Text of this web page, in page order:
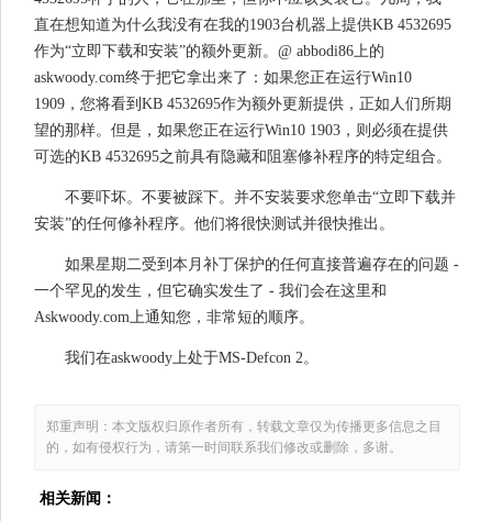
直在想知道为什么我没有在我的1903台机器上提供KB 4532695
作为“立即下载和安装”的额外更新。@ abbodi86上的
askwoody.com终于把它拿出来了：如果您正在运行Win10
1909，您将看到KB 4532695作为额外更新提供，正如人们所期
望的那样。但是，如果您正在运行Win10 1903，则必须在提供
可选的KB 4532695之前具有隐藏和阻塞修补程序的特定组合。
不要吓坏。不要被踩下。并不安装要求您单击“立即下载并
安装”的任何修补程序。他们将很快测试并很快推出。
如果星期二受到本月补丁保护的任何直接普遍存在的问题 -
一个罕见的发生，但它确实发生了 - 我们会在这里和
Askwoody.com上通知您，非常短的顺序。
我们在askwoody上处于MS-Defcon 2。
郑重声明：本文版权归原作者所有，转载文章仅为传播更多信息之目
的，如有侵权行为，请第一时间联系我们修改或删除，多谢。
相关新闻：